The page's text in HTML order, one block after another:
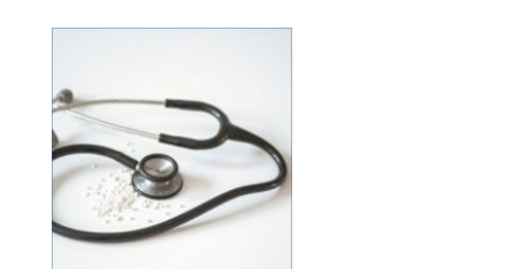
ofta fram under lång tid,
skiss till inflyttn...